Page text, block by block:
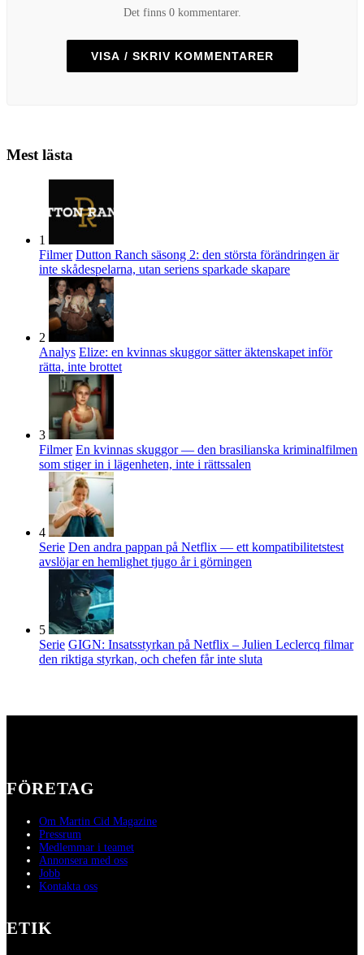
Det finns 0 kommentarer.
VISA / SKRIV KOMMENTARER
Mest lästa
1
Filmer Dutton Ranch säsong 2: den största förändringen är
inte skådespelarna, utan seriens sparkade skapare
2
Analys Elize: en kvinnas skuggor sätter äktenskapet inför
rätta, inte brottet
3
Filmer En kvinnas skuggor — den brasilianska kriminalfilmen
som stiger in i lägenheten, inte i rättssalen
4
Serie Den andra pappan på Netflix — ett kompatibilitetstest
avslöjar en hemlighet tjugo år i görningen
5
Serie GIGN: Insatsstyrkan på Netflix – Julien Leclercq filmar
den riktiga styrkan, och chefen får inte sluta
FÖRETAG
Om Martin Cid Magazine
Pressrum
Medlemmar i teamet
Annonsera med oss
Jobb
Kontakta oss
ETIK